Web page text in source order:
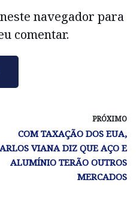
navegador para
comentar.
PRÓXIMO
COM TAXAÇÃO DOS EUA,
VIANA DIZ QUE AÇO E
ALUMÍNIO TERÃO OUTROS
MERCADOS